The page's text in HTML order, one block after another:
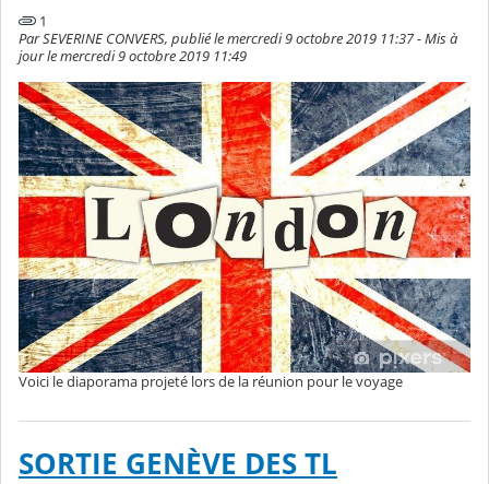
1
Par SEVERINE CONVERS, publié le mercredi 9 octobre 2019 11:37 - Mis à
jour le mercredi 9 octobre 2019 11:49
Voici le diaporama projeté lors de la réunion pour le voyage
SORTIE GENÈVE DES TL